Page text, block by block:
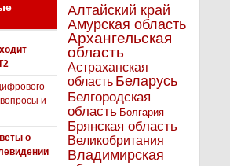
и
о
Алтайский край
Амурская область
Архангельская
область
Астраханская
область Беларусь
Белгородская
область Болгария
Брянская область
Великобритания
Владимирская